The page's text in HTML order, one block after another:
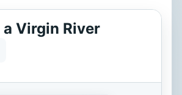
a Virgin River